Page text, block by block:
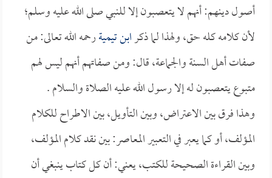
أصول دينهم: أنهم لا يتعصبون إلا للنبي صلى الله عليه وسلم؛
لأن كلامه كله حق، ولهذا لما ذكرابن تيميةرحمه الله تعالى: من
صفات أهل السنة والجماعة، قال: ومن صفاتهم أنهم ليس لهم
متبوع يتعصبون له إلا رسول الله عليه الصلاة والسلام .
وهذا فرق بين الاعتراض، وبين التأويل، بين الاطراح للكلام
المؤلف، أو كما يعبر في التعبير المعاصر: بين نقد كلام المؤلف،
وبين القراءة الصحيحة للكتب، يعني: أن كل كتاب ينبغي أن